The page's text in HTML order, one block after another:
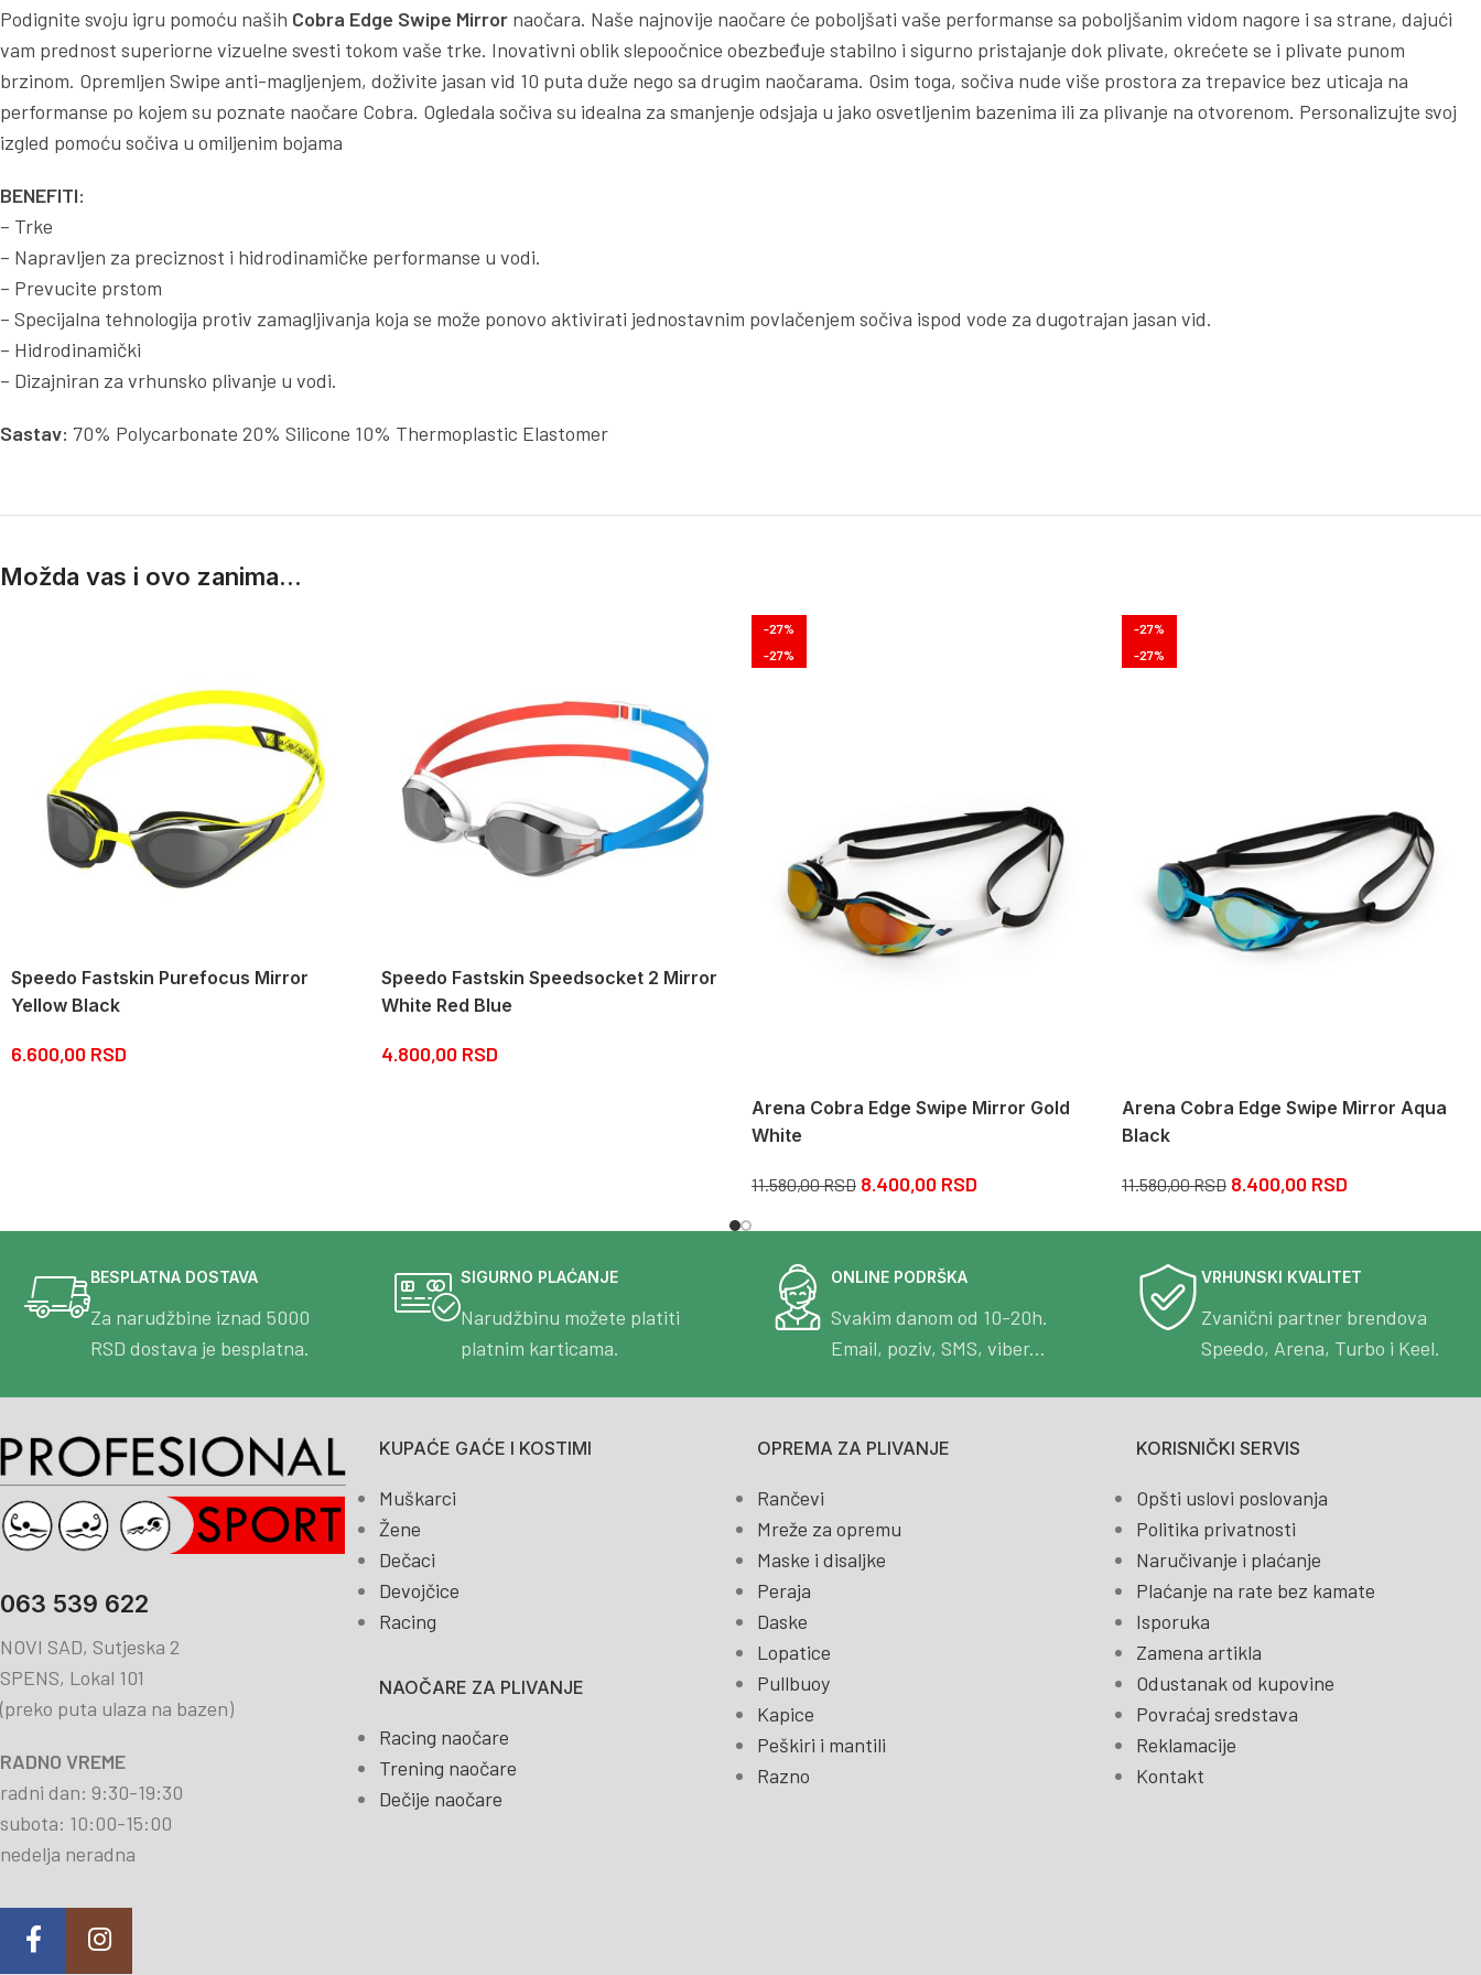
Podignite svoju igru pomoću naših Cobra Edge Swipe Mirror naočara. Naše najnovije naočare će poboljšati vaše performanse sa poboljšanim vidom nagore i sa strane, dajući
vam prednost superiorne vizuelne svesti tokom vaše trke. Inovativni oblik slepoočnice obezbeđuje stabilno i sigurno pristajanje dok plivate, okrećete se i plivate punom
brzinom. Opremljen Swipe anti-magljenjem, doživite jasan vid 10 puta duže nego sa drugim naočarama. Osim toga, sočiva nude više prostora za trepavice bez uticaja na
performanse po kojem su poznate naočare Cobra. Ogledala sočiva su idealna za smanjenje odsjaja u jako osvetljenim bazenima ili za plivanje na otvorenom. Personalizujte svoj
izgled pomoću sočiva u omiljenim bojama
BENEFITI:
– Trke
– Napravljen za preciznost i hidrodinamičke performanse u vodi.
– Prevucite prstom
– Specijalna tehnologija protiv zamagljivanja koja se može ponovo aktivirati jednostavnim povlačenjem sočiva ispod vode za dugotrajan jasan vid.
– Hidrodinamički
– Dizajniran za vrhunsko plivanje u vodi.
Sastav: 70% Polycarbonate 20% Silicone 10% Thermoplastic Elastomer
Možda vas i ovo zanima...
Speedo Fastskin Purefocus Mirror
Yellow Black
6.600,00 RSD
Speedo Fastskin Speedsocket 2 Mirror
White Red Blue
4.800,00 RSD
-27%
-27%
Arena Cobra Edge Swipe Mirror Gold
White
11.580,00RSD 8.400,00 RSD
-27%
-27%
Arena Cobra Edge Swipe Mirror Aqua
Black
11.580,00RSD 8.400,00 RSD
BESPLATNA DOSTAVA
Za narudžbine iznad 5000
RSD dostava je besplatna.
SIGURNO PLAĆANJE
Narudžbinu možete platiti
platnim karticama.
ONLINE PODRŠKA
Svakim danom od 10-20h.
Email, poziv, SMS, viber...
VRHUNSKI KVALITET
Zvanični partner brendova
Speedo, Arena, Turbo i Keel.
063 539 622
NOVI SAD, Sutjeska 2
SPENS, Lokal 101
(preko puta ulaza na bazen)
RADNO VREME
radni dan: 9:30-19:30
subota: 10:00-15:00
nedelja neradna
KUPAĆE GAĆE I KOSTIMI
Muškarci
Žene
Dečaci
Devojčice
Racing
NAOČARE ZA PLIVANJE
Racing naočare
Trening naočare
Dečije naočare
OPREMA ZA PLIVANJE
Rančevi
Mreže za opremu
Maske i disaljke
Peraja
Daske
Lopatice
Pullbuoy
Kapice
Peškiri i mantili
Razno
KORISNIČKI SERVIS
Opšti uslovi poslovanja
Politika privatnosti
Naručivanje i plaćanje
Plaćanje na rate bez kamate
Isporuka
Zamena artikla
Odustanak od kupovine
Povraćaj sredstava
Reklamacije
Kontakt